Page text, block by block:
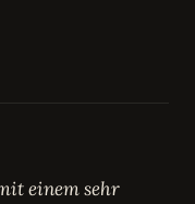
einem sehr